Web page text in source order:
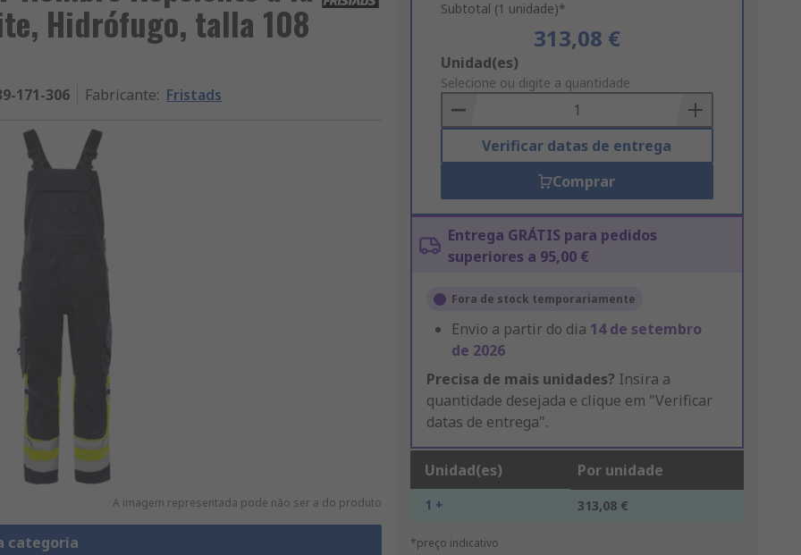
Hidrófugo, talla 108
171-306 Fabricante: Fristads
A imagem representada pode não ser a do produto
categoria
Subtotal (1 unidade)*
313,08 €
Add
to
Basket
Unidad(es)
Selecione ou digite a quantidade
Verificar datas de entrega
Comprar
Entrega GRÁTIS para pedidos
superiores a 95,00 €
Fora de stock temporariamente
Envio a partir do dia 14 de setembro
de 2026
Precisa de mais unidades? Insira a
quantidade desejada e clique em "Verificar
datas de entrega".
Unidad(es) Por unidade
1 + 313,08 €
*preço indicativo